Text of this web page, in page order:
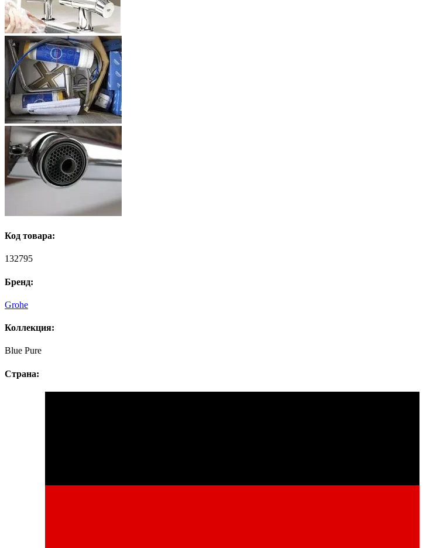
Код товара:
132795
Бренд:
Grohe
Коллекция:
Blue Pure
Страна: